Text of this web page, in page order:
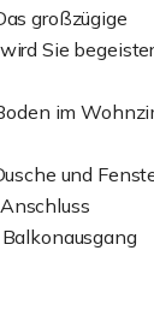
großzügige
Sie
im
und